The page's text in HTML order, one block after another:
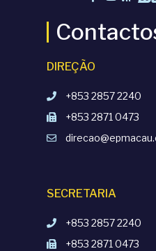
DIREÇÃO
+853 2857 2240
+853 2871 0473
SECRETARIA
+853 2857 2240
+853 2871 0473